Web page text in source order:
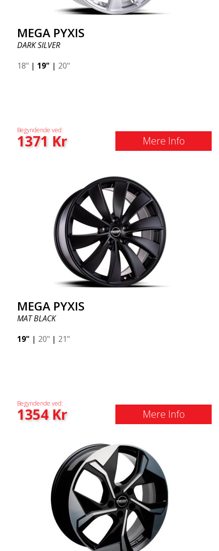
MEGA PYXIS
DARK SILVER
18" | 19" | 20"
Begyndende ved:
1371 Kr Mere Info
MEGA PYXIS
MAT BLACK
19" | 20" | 21"
Begyndende ved:
1354Kr Mere Info